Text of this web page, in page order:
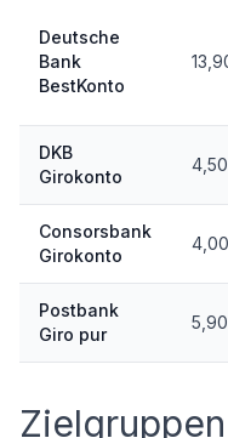
Deutsche
Bank
BestKonto
DKB
Girokonto
Consorsbank
Girokonto
Postbank
Giro pur
Zielgruppen